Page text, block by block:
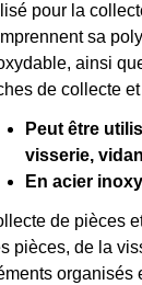
pour la
sa
ainsi
de collecte
Peut être
visserie,
En acier
de pièces
pièces, de la
organisés